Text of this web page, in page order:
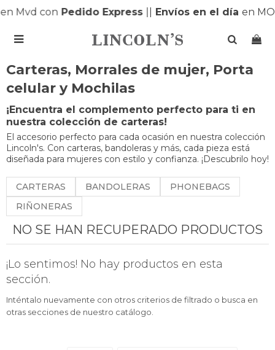
Mvd conPedido Express Envíos en el día en

Carteras, Morrales de mujer, Porta
celular y Mochilas
¡Encuentra el complemento perfecto para ti en
nuestra colección de carteras!
El accesorio perfecto para cada ocasión en nuestra colección
Lincoln's. Con carteras, bandoleras y más, cada pieza está
diseñada para mujeres con estilo y confianza. ¡Descubrilo hoy!
CARTERAS BANDOLERAS
PHONEBAGS
RIÑONERAS
NO SE HAN RECUPERADO PRODUCTOS
¡Lo sentimos! No hay productos en esta
sección.
Inténtalo nuevamente con otros criterios de filtrado o busca en
otras secciones de nuestro catálogo.